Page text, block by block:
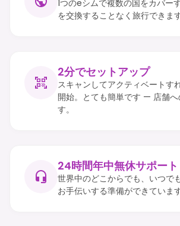
1つのeシムで複数の国をカバー
を交換することなく旅行できます
2分でセットアップ
スキャンしてアクティベートす
開始。とても簡単です — 店舗
す。
24時間年中無休サポート
世界中のどこからでも、いつで
お手伝いする準備ができています